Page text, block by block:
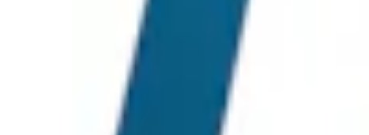
Factory, bjuder Klint Polar Mint in till en normalstark
både nikotin och smak. Klint Polar Mint är ett vitt snus av medelstark
vilket ger en total nikotinhalt på 1,2 %. Snuset från Klint innehåller